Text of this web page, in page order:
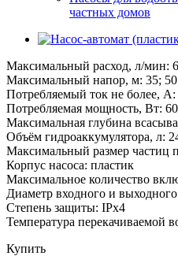
частных домов
Максимальный расход, л/мин:
Максимальный напор, м: 35; 50
Потребляемый ток не более, А:
Потребляемая мощность, Вт:
Максимальная глубина
Объём гидроаккумулятора, л:
Максимальный размер частиц
Корпус насоса: пластик
Максимальное количество
Диаметр входного и
Степень защиты: IPx4
Температура перекачиваемой
Купить